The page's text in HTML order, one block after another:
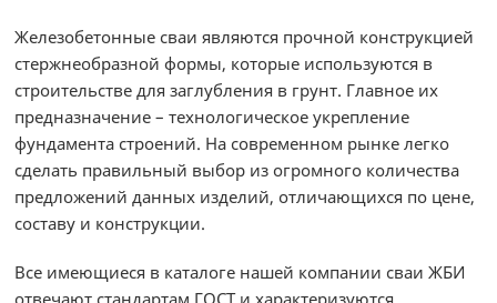
Железобетонные сваи являются прочной конструкцией
стержнеобразной формы, которые используются в
строительстве для заглубления в грунт. Главное их
предназначение – технологическое укрепление
фундамента строений. На современном рынке легко
сделать правильный выбор из огромного количества
предложений данных изделий, отличающихся по цене,
составу и конструкции.
Все имеющиеся в каталоге нашей компании сваи ЖБИ
отвечают стандартам ГОСТ и характеризуются